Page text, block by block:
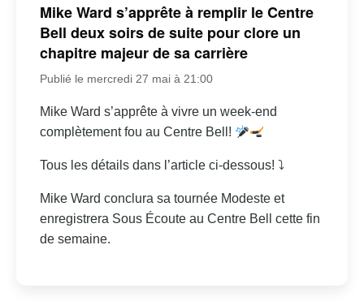
Mike Ward s’apprête à remplir le Centre
Bell deux soirs de suite pour clore un
chapitre majeur de sa carrière
Publié le mercredi 27 mai à 21:00
Mike Ward s’apprête à vivre un week-end
complètement fou au Centre Bell!
Tous les détails dans l’article ci-dessous! ⤵
Mike Ward conclura sa tournée Modeste et
enregistrera Sous Écoute au Centre Bell cette fin
de semaine.